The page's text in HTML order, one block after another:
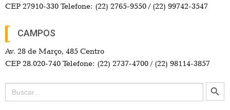
CEP 27910-330 Telefone: (22) 2765-9550 / (22) 99742-3547
CAMPOS
Av. 28 de Março, 485 Centro
CEP 28.020-740 Telefone: (22) 2737-4700 / (22) 98114-3857
Search
for:
Search Button